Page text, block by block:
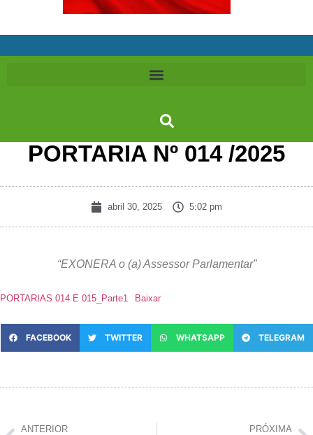
PORTARIA Nº 014 /2025
abril 30, 2025 5:02 pm
“EXONERA o (a) Assessor Parlamentar”
PORTARIAS 014 E 015_Parte1 Baixar
FACEBOOK TWITTER WHATSAPP TELEGRAM
ANTERIOR PRÓXIMA